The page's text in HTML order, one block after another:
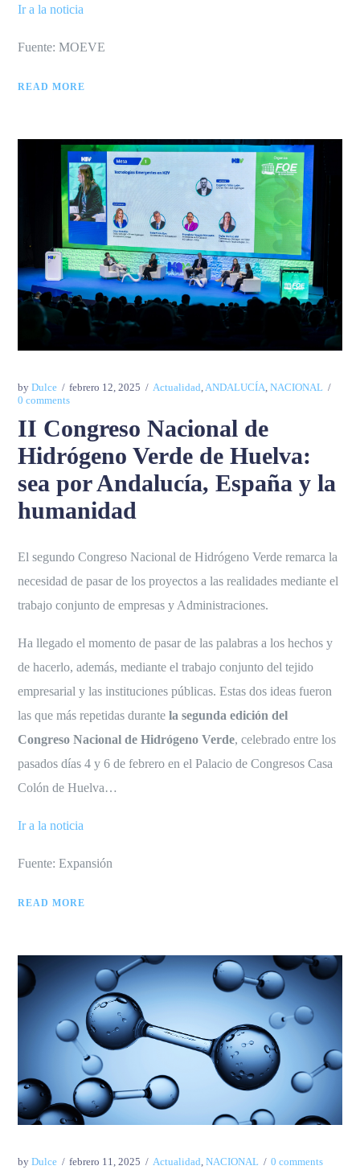
Ir a la noticia
Fuente: MOEVE
READ MORE
byDulce febrero 12, 2025 Actualidad,ANDALUCÍA,NACIONAL
0 comments
II Congreso Nacional de
Hidrógeno Verde de Huelva:
sea por Andalucía, España y la
humanidad
El segundo Congreso Nacional de Hidrógeno Verde remarca la
necesidad de pasar de los proyectos a las realidades mediante el
trabajo conjunto de empresas y Administraciones.
Ha llegado el momento de pasar de las palabras a los hechos y
de hacerlo, además, mediante el trabajo conjunto del tejido
empresarial y las instituciones públicas. Estas dos ideas fueron
las que más repetidas durante la segunda edición del
Congreso Nacional de Hidrógeno Verde, celebrado entre los
pasados días 4 y 6 de febrero en el Palacio de Congresos Casa
Colón de Huelva…
Ir a la noticia
Fuente: Expansión
READ MORE
byDulce febrero 11, 2025 Actualidad,NACIONAL 0 comments